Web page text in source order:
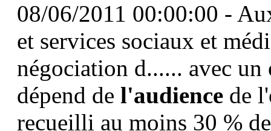
08/06/2011 00:00:00 -
et services sociaux et
négociation d...... avec un
dépend de l'audience de
recueilli au moins 30 %